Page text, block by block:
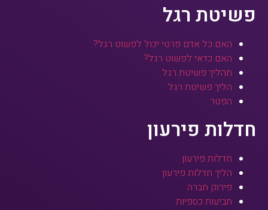
פשיטת רגל
האם כל אדם פרטי יכול לפשוט רגל?
האם כדאי לפשוט רגל?
תהליך פשיטת רגל
הליך פשיטת רגל
הפטר
חדלות פירעון
חדלות פירעון
הליך חדלות פירעון
פירוק חברה
תביעות כספיות